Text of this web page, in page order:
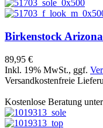
Birkenstock
89,95 €
Inkl. 19% MwSt., ggf.
Versandkostenfreie
Kostenlose Beratung